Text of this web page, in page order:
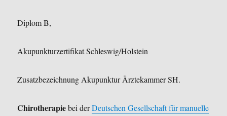
Diplom B,
Akupunkturzertifikat Schleswig/Holstein
Zusatzbezeichnung Akupunktur Ärztekammer SH.
Chirotherapiebei derDeutschen Gesellschaft für manuelle